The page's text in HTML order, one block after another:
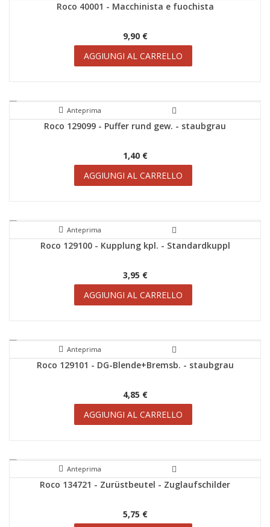
Roco 40001 - Macchinista e fuochista
9,90 €
AGGIUNGI AL CARRELLO
Anteprima
Roco 129099 - Puffer rund gew. - staubgrau
1,40 €
AGGIUNGI AL CARRELLO
Anteprima
Roco 129100 - Kupplung kpl. - Standardkuppl
3,95 €
AGGIUNGI AL CARRELLO
Anteprima
Roco 129101 - DG-Blende+Bremsb. - staubgrau
4,85 €
AGGIUNGI AL CARRELLO
Anteprima
Roco 134721 - Zurüstbeutel - Zuglaufschilder
5,75 €